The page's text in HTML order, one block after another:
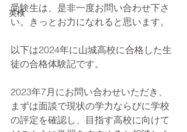
英検
受験生は、是非一度お問い合わせ下さ
い。きっとお力になれると思います。
以下は2024年に山城高校に合格した生
徒の合格体験記です。
2023年7月にお問い合わせいただき、
まずは面談で現状の学力ならびに学校
の評定を確認し、目指す高校に向けて